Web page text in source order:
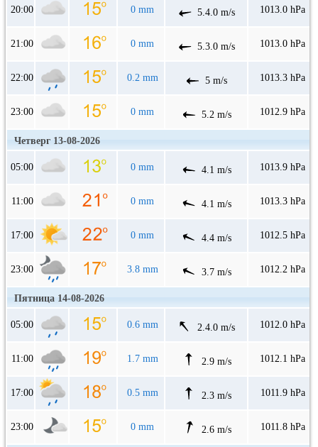
20:00 0 mm 5.4.0 m/s 1013.0 hPa
21:00 0 mm 5.3.0 m/s 1013.0 hPa
22:00 0.2 mm 5 m/s 1013.3 hPa
23:00 0 mm 5.2 m/s 1012.9 hPa
Четверг 13-08-2026
05:00 0 mm 4.1 m/s 1013.9 hPa
11:00 0 mm 4.1 m/s 1013.3 hPa
17:00 0 mm 4.4 m/s 1012.5 hPa
23:00 3.8 mm 3.7 m/s 1012.2 hPa
Пятница 14-08-2026
05:00 0.6 mm 2.4.0 m/s 1012.0 hPa
11:00 1.7 mm 2.9 m/s 1012.1 hPa
17:00 0.5 mm 2.3 m/s 1011.9 hPa
23:00 0 mm 2.6 m/s 1011.8 hPa